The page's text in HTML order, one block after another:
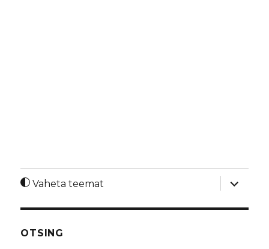
Vaheta teemat
laienda
OTSING